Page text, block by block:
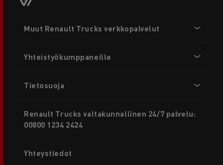
menu
Muut Renault Trucks verkkopalvelut
Yhteistyökumppaneille
Tietosuoja
Renault Trucks valtakunnallinen 24/7 palvelu:
00800 1234 2424
Yhteystiedot